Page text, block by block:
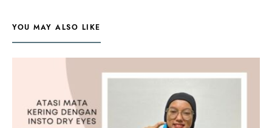
YOU MAY ALSO LIKE